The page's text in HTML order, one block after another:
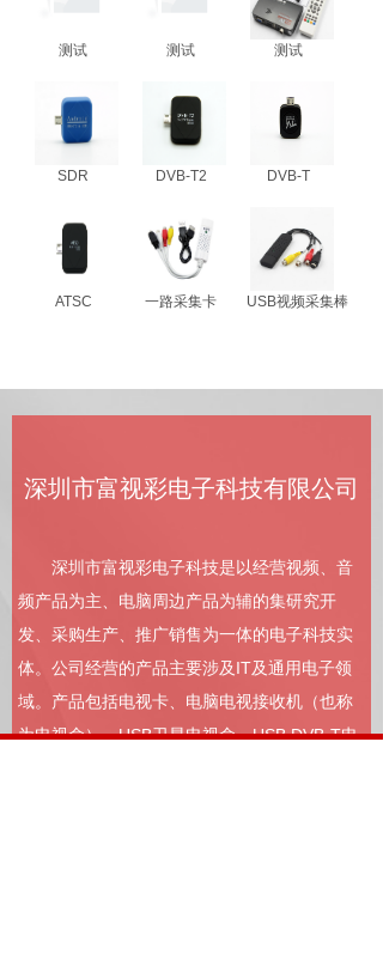
测试 测试 测试
SDR DVB-T2 DVB-T
ATSC 一路采集卡 USB视频采集棒
深圳市富视彩电子科技有限公司
深圳市富视彩电子科技是以经营视频、音
频产品为主、电脑周边产品为辅的集研究开
发、采购生产、推广销售为一体的电子科技实
体。公司经营的产品主要涉及IT及通用电子领
域。产品包括电视卡、电脑电视接收机（也称
为电视盒）、USB卫星电视盒，USB DVB-T电